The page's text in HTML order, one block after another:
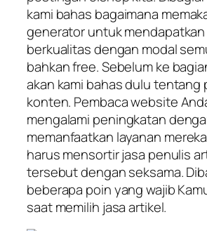
kami bahas bagaimana
generator untuk
berkualitas dengan modal
bahkan free. Sebelum ke
akan kami bahas dulu tentang
konten. Pembaca website
mengalami peningkatan
memanfaatkan layanan
harus mensortir jasa penulis
tersebut dengan seksama.
beberapa poin yang wajib
saat memilih jasa artikel.